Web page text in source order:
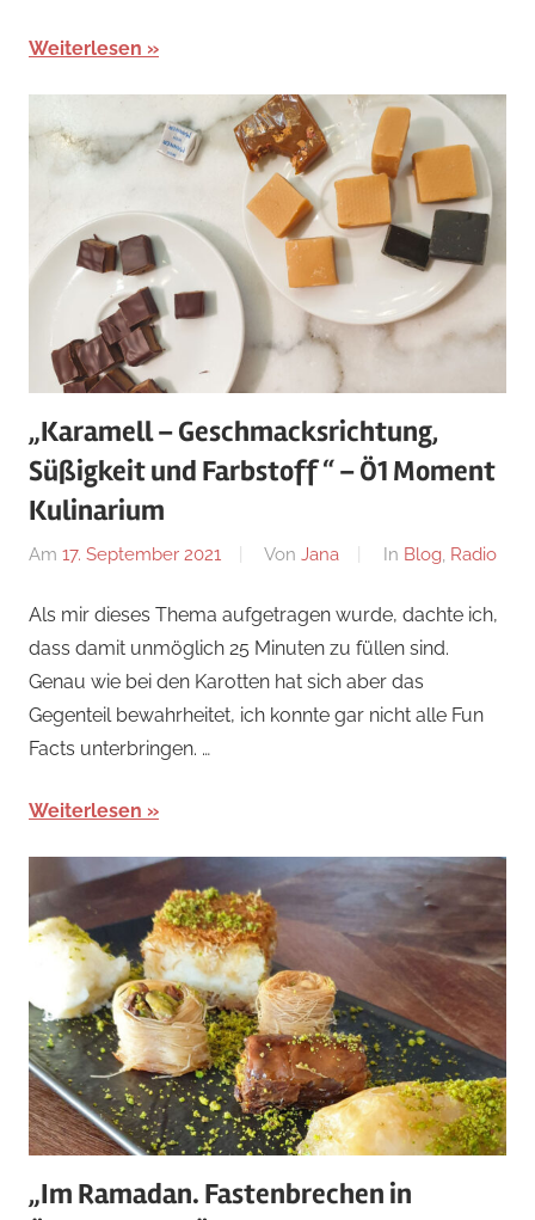
Weiterlesen
„Karamell – Geschmacksrichtung,
Süßigkeit und Farbstoff “ – Ö1 Moment
Kulinarium
Am 17. September 2021 Von Jana In Blog, Radio
Als mir dieses Thema aufgetragen wurde, dachte ich,
dass damit unmöglich 25 Minuten zu füllen sind.
Genau wie bei den Karotten hat sich aber das
Gegenteil bewahrheitet, ich konnte gar nicht alle Fun
Facts unterbringen. …
Weiterlesen
„Im Ramadan. Fastenbrechen in